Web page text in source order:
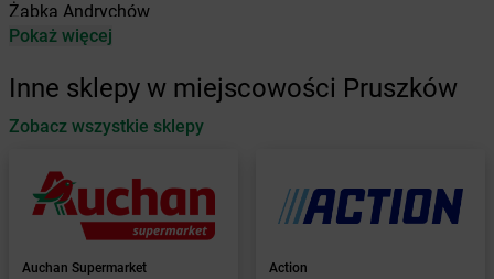
Żabka Andrychów
Żabka Antonie
Żabka Automat
Żabka Babica
Żabka Babimost
Żabka Baborów
Baboszewo
Żabka Bachowice
Pokaż więcej
Inne sklepy w miejscowości Pruszków
Zobacz wszystkie sklepy
Auchan Supermarket
Action